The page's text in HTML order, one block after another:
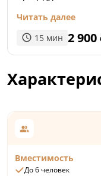
Читать далее
15 мин 2 900
Вместимость
До 6 человек